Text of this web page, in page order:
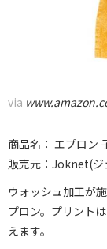
via
商品名： エプロン
販売元：Joknet(ジ
ウォッシュ加工が
プロン。プリント
えます。